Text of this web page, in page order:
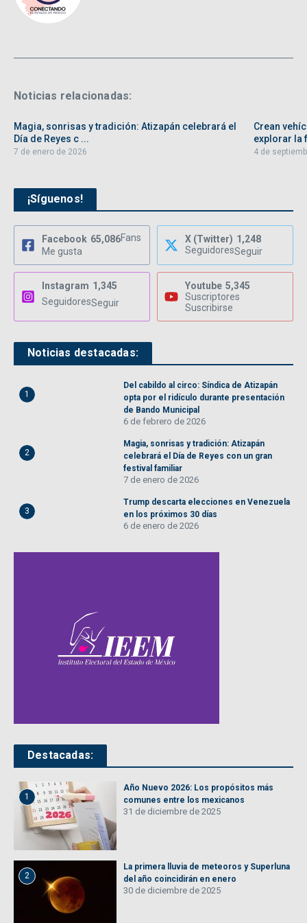
Noticias relacionadas:
Magia, sonrisas y tradición: Atizapán celebrará el
Día de Reyes c ...
7 de enero de 2026
Crean
explorar la
4 de
¡Síguenos!
Facebook 65,086Fans
Me gusta
X (Twitter) 1,248
SeguidoresSeguir
Instagram 1,345
SeguidoresSeguir
Youtube 5,345
Suscriptores
Suscribirse
Noticias destacadas:
1
Del cabildo al circo: Síndica de Atizapán
opta por el ridículo durante presentación
de Bando Municipal
6 de febrero de 2026
2
Magia, sonrisas y tradición: Atizapán
celebrará el Día de Reyes con un gran
festival familiar
7 de enero de 2026
3
Trump descarta elecciones en Venezuela
en los próximos 30 días
6 de enero de 2026
Destacadas:
1
Año Nuevo 2026: Los propósitos más
comunes entre los mexicanos
31 de diciembre de 2025
2
La primera lluvia de meteoros y Superluna
del año coincidirán en enero
30 de diciembre de 2025